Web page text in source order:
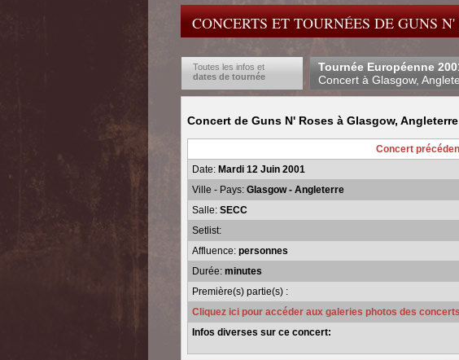
CONCERTS ET TOURNÉES DE GUNS
Toutes les infos et
dates de tournée
Tournée Européenne
Concert à Glasgow,
Concert de Guns N' Roses à Glasgow,
Concert
Date: Mardi 12 Juin 2001
Ville - Pays: Glasgow - Angleterre
Salle: SECC
Setlist:
Affluence: personnes
Durée: minutes
Première(s) partie(s) :
Cliquez ici pour accéder aux galeries photos des
Infos diverses sur ce concert: